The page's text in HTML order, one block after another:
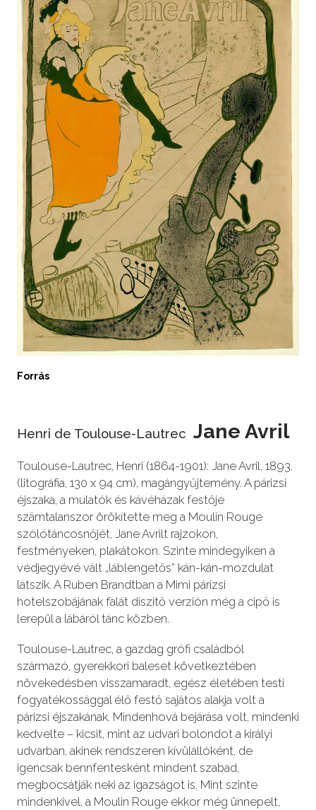
Forrás
Henri de Toulouse-Lautrec Jane Avril
Toulouse-Lautrec, Henri (1864-1901): Jane Avril, 1893.
(litográfia, 130 x 94 cm), magángyűjtemény. A párizsi
éjszaka, a mulatók és kávéházak festője
számtalanszor örökítette meg a Moulin Rouge
szólótáncosnőjét, Jane Avrilt rajzokon,
festményeken, plakátokon. Szinte mindegyiken a
védjegyévé vált „láblengetős” kán-kán-mozdulat
látszik. A Ruben Brandtban a Mimi párizsi
hotelszobájának falát díszitő verzión még a cipő is
lerepül a lábáról tánc közben.
Toulouse-Lautrec, a gazdag grófi családból
származó, gyerekkori baleset következtében
növekedésben visszamaradt, egész életében testi
fogyatékossággal élő festő sajátos alakja volt a
párizsi éjszakának. Mindenhová bejárása volt, mindenki
kedvelte – kicsit, mint az udvari bolondot a királyi
udvarban, akinek rendszeren kívülállóként, de
igencsak bennfentesként mindent szabad,
megbocsátják neki az igazságot is. Mint szinte
mindenkivel, a Moulin Rouge ekkor még ünnepelt,